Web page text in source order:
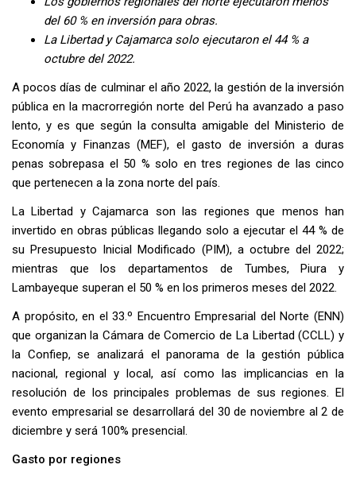
del 60 % en inversión para obras.
La Libertad y Cajamarca solo ejecutaron el 44 % a
octubre del 2022.
A pocos días de culminar el año 2022, la gestión de la inversión
pública en la macrorregión norte del Perú ha avanzado a paso
lento, y es que según la consulta amigable del Ministerio de
Economía y Finanzas (MEF), el gasto de inversión a duras
penas sobrepasa el 50 % solo en tres regiones de las cinco
que pertenecen a la zona norte del país.
La Libertad y Cajamarca son las regiones que menos han
invertido en obras públicas llegando solo a ejecutar el 44 % de
su Presupuesto Inicial Modificado (PIM), a octubre del 2022;
mientras que los departamentos de Tumbes, Piura y
Lambayeque superan el 50 % en los primeros meses del 2022.
A propósito, en el 33.º Encuentro Empresarial del Norte (ENN)
que organizan la Cámara de Comercio de La Libertad (CCLL) y
la Confiep, se analizará el panorama de la gestión pública
nacional, regional y local, así como las implicancias en la
resolución de los principales problemas de sus regiones. El
evento empresarial se desarrollará del 30 de noviembre al 2 de
diciembre y será 100% presencial.
Gasto por regiones